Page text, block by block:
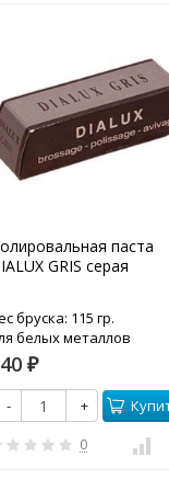
паста
GRIS серая
бруска: 115 гр.
белых металлов
₽
- +
0